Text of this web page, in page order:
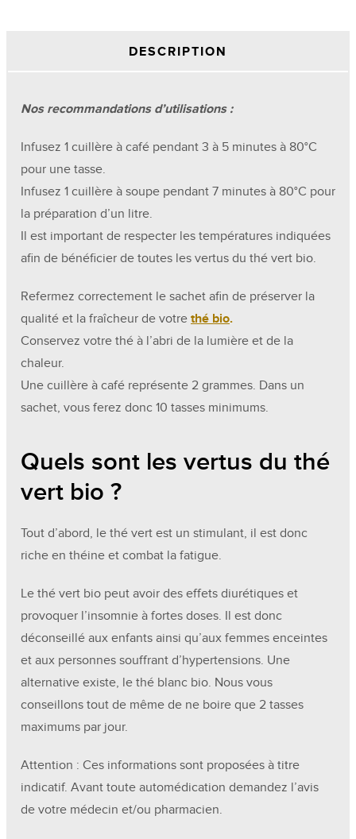
DESCRIPTION
Nos recommandations d’utilisations :
Infusez 1 cuillère à café pendant 3 à 5 minutes à 80°C
pour une tasse.
Infusez 1 cuillère à soupe pendant 7 minutes à 80°C pour
la préparation d’un litre.
Il est important de respecter les températures indiquées
afin de bénéficier de toutes les vertus du thé vert bio.
Refermez correctement le sachet afin de préserver la
qualité et la fraîcheur de votre thé bio.
Conservez votre thé à l’abri de la lumière et de la
chaleur.
Une cuillère à café représente 2 grammes. Dans un
sachet, vous ferez donc 10 tasses minimums.
Quels sont les vertus du thé
vert bio ?
Tout d’abord, le thé vert est un stimulant, il est donc
riche en théine et combat la fatigue.
Le thé vert bio peut avoir des effets diurétiques et
provoquer l’insomnie à fortes doses. Il est donc
déconseillé aux enfants ainsi qu’aux femmes enceintes
et aux personnes souffrant d’hypertensions. Une
alternative existe, le thé blanc bio. Nous vous
conseillons tout de même de ne boire que 2 tasses
maximums par jour.
Attention : Ces informations sont proposées à titre
indicatif. Avant toute automédication demandez l’avis
de votre médecin et/ou pharmacien.